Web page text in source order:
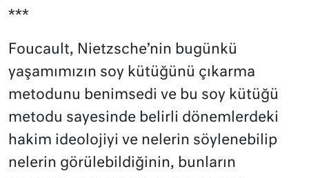
***
Foucault, Nietzsche’nin bugünkü
yaşamımızın soy kütüğünü çıkarma
metodunu benimsedi ve bu soy kütüğü
metodu sayesinde belirli dönemlerdeki
hakim ideolojiyi ve nelerin söylenebilip
nelerin görülebildiğinin, bunların